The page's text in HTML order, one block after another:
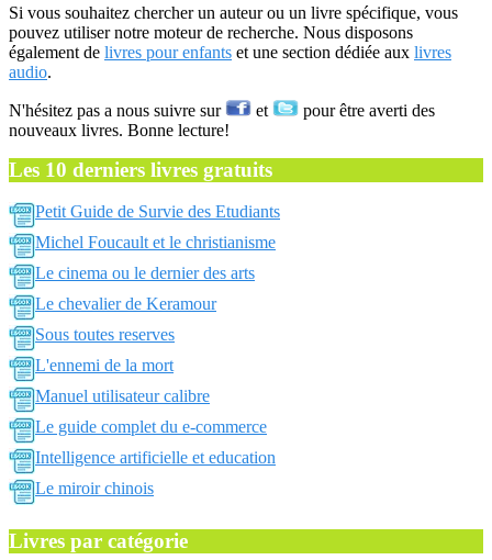
Si vous souhaitez chercher un auteur ou un livre spécifique, vous
pouvez utiliser notre moteur de recherche. Nous disposons
également de livres pour enfants et une section dédiée aux livres
audio.
N'hésitez pas a nous suivre sur et
pour être averti des
nouveaux livres. Bonne lecture!
Les 10 derniers livres gratuits
Petit Guide de Survie des Etudiants
Michel Foucault et le christianisme
Le cinema ou le dernier des arts
Le chevalier de Keramour
Sous toutes reserves
L'ennemi de la mort
Manuel utilisateur calibre
Le guide complet du e-commerce
Intelligence artificielle et education
Le miroir chinois
Livres par catégorie